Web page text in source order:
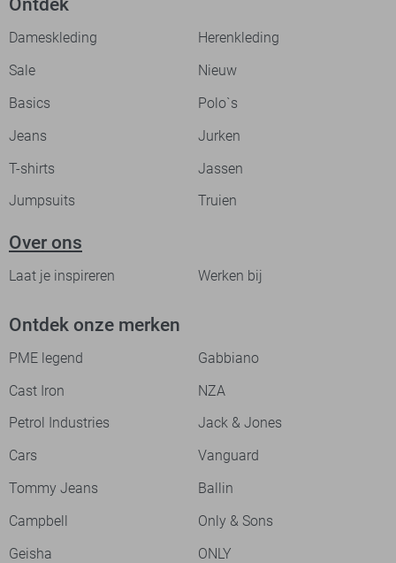
Ontdek
Dameskleding
Herenkleding
Sale
Nieuw
Basics
Polo`s
Jeans
Jurken
T-shirts
Jassen
Jumpsuits
Truien
Over ons
Laat je inspireren Werken bij
Ontdek onze merken
PME legend
Gabbiano
Cast Iron
NZA
Petrol Industries
Jack & Jones
Cars
Vanguard
Tommy Jeans
Ballin
Campbell
Only & Sons
Geisha
ONLY